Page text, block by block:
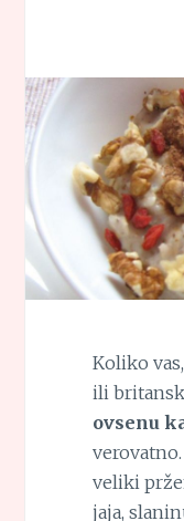
Koliko
ili
ovsenu
veliki
jaja,